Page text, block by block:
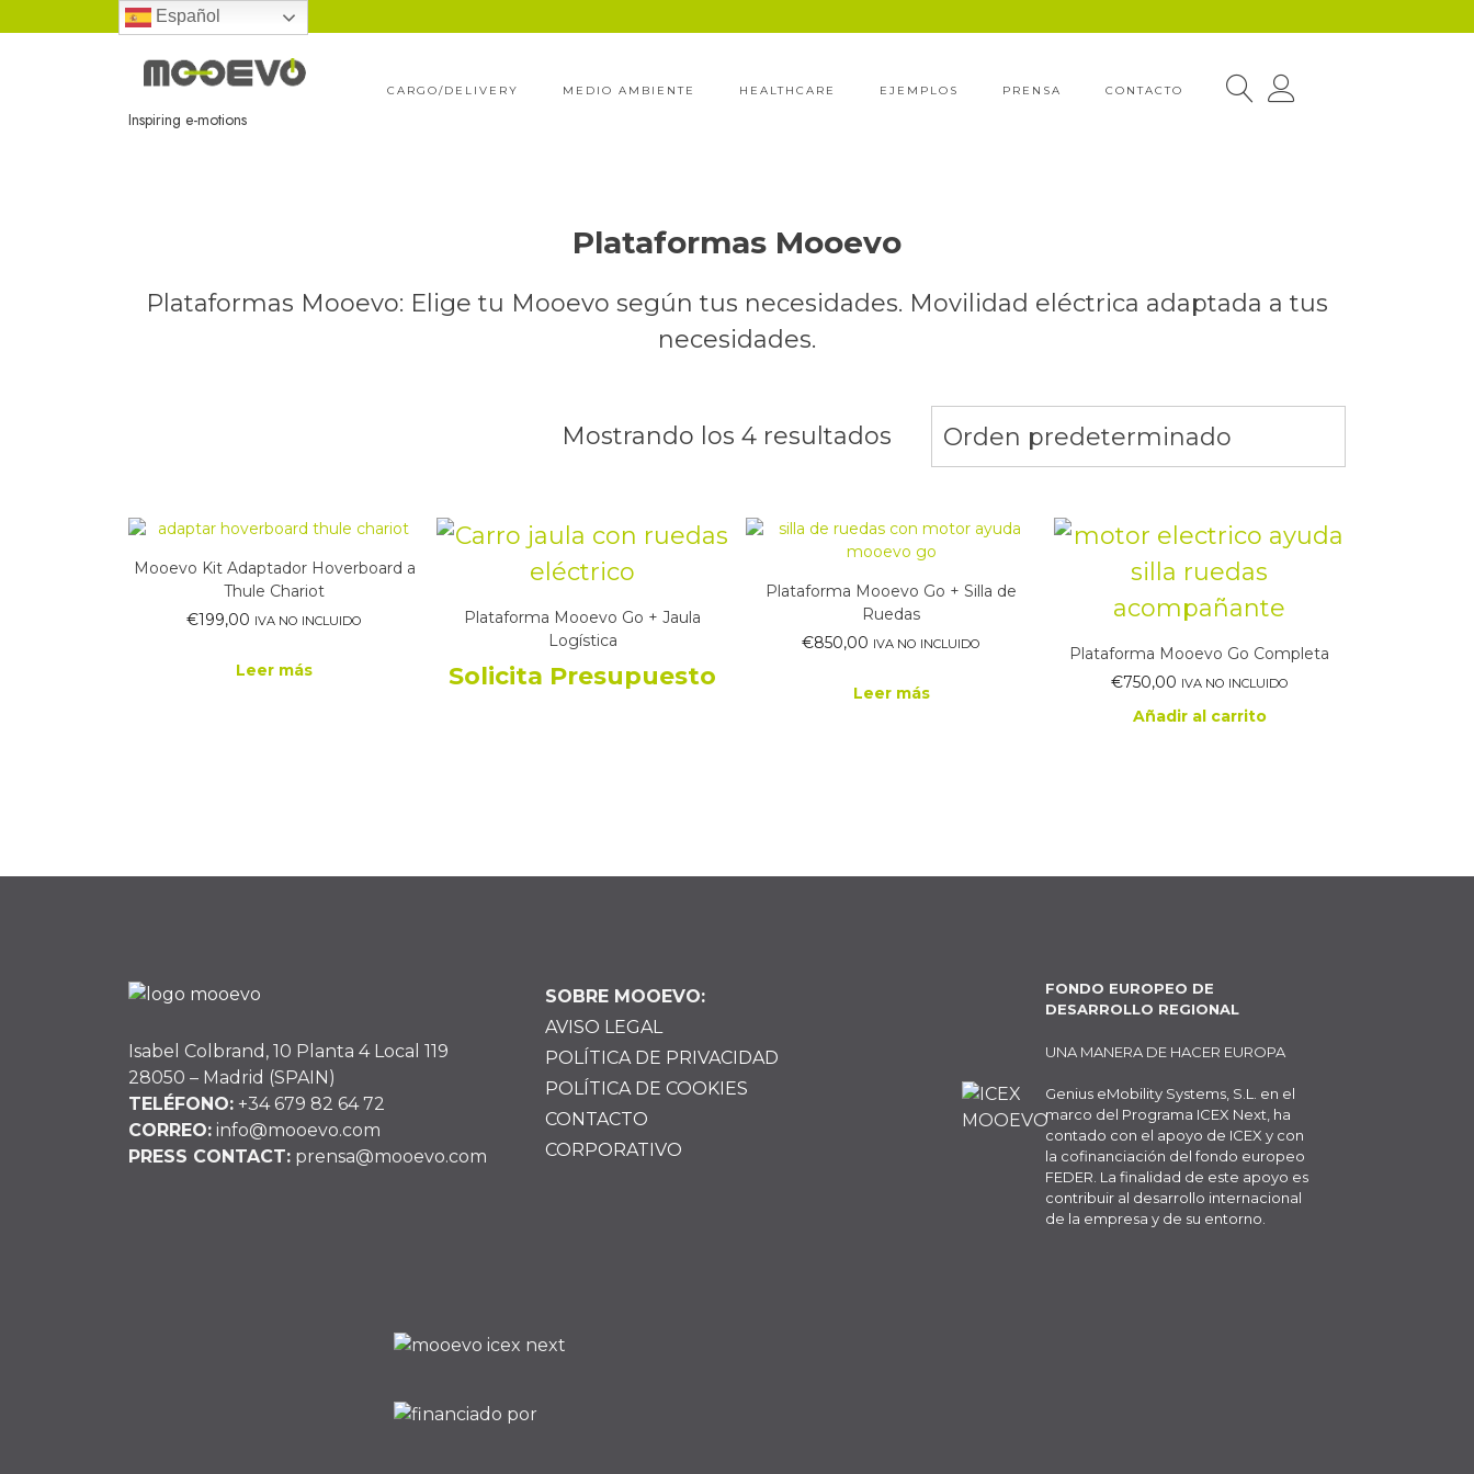
Inspiring e-motions
CARGO/DELIVERY MEDIO AMBIENTE HEALTHCARE EJEMPLOS PRENSA CONTACTO
Plataformas Mooevo
Plataformas Mooevo: Elige tu Mooevo según tus necesidades. Movilidad eléctrica adaptada a tus
necesidades.
Mostrando los 4 resultados Orden predeterminado
Mooevo Kit Adaptador Hoverboard a
Thule Chariot
€199,00 IVA NO INCLUIDO
Leer más
Plataforma Mooevo Go + Jaula
Logística
Solicita Presupuesto
Plataforma Mooevo Go + Silla de
Ruedas
€850,00 IVA NO INCLUIDO
Leer más
Plataforma Mooevo Go Completa
€750,00 IVA NO INCLUIDO
Añadir al carrito
Isabel Colbrand, 10 Planta 4 Local 119
28050 – Madrid (SPAIN)
TELÉFONO: +34 679 82 64 72
CORREO: info@mooevo.com
PRESS CONTACT: prensa@mooevo.com
SOBRE MOOEVO:
AVISO LEGAL
POLÍTICA DE PRIVACIDAD
POLÍTICA DE COOKIES
CONTACTO
CORPORATIVO
FONDO EUROPEO DE
DESARROLLO REGIONAL
UNA MANERA DE HACER EUROPA
Genius eMobility Systems, S.L. en el
marco del Programa ICEX Next, ha
contado con el apoyo de ICEX y con
la cofinanciación del fondo europeo
FEDER. La finalidad de este apoyo es
contribuir al desarrollo internacional
de la empresa y de su entorno.
Español